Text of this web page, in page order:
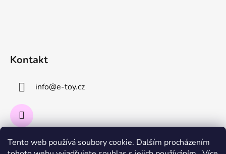
Tento web používá soubory cookie. Dalším procházením
Kontakt
info@e-toy.cz